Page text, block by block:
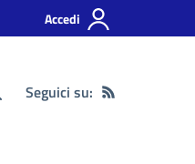
Accedi
Seguici su: